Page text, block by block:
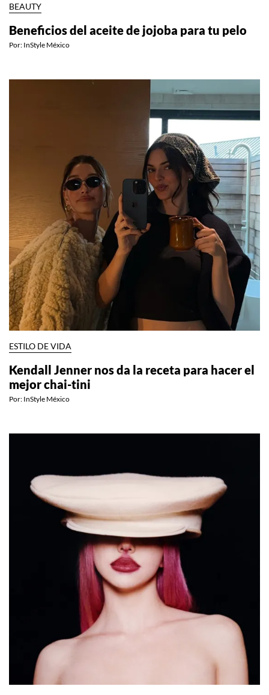
BEAUTY
Beneficios del aceite de jojoba para tu pelo
Por: InStyle México
ESTILO DE VIDA
Kendall Jenner nos da la receta para hacer el
mejor chai-tini
Por: InStyle México